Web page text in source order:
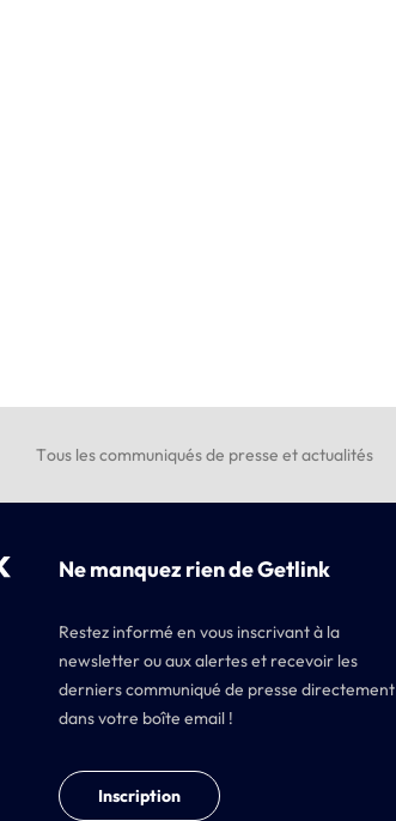
Tous les communiqués de presse et actualités
Ne manquez rien de Getlink
Restez informé en vous inscrivant à la
newsletter ou aux alertes et recevoir les
derniers communiqué de presse directement
dans votre boîte email !
Inscription